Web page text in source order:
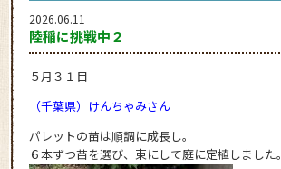
2026.06.11
陸稲に挑戦中２
５月３１日
（千葉県）けんちゃみさん
パレットの苗は順調に成長し。
６本ずつ苗を選び、束にして庭に定植しました。